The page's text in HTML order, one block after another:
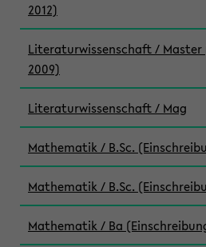
2012)
Literaturwissenschaft / Master
2009)
Literaturwissenschaft / Mag
Mathematik / B.Sc.
Mathematik / B.Sc.
Mathematik / Ba